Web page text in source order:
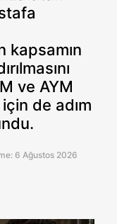
kapsamın
ve AYM
de adım
6 Ağustos 2026